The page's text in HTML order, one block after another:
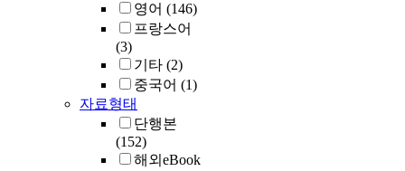
영어 (146)
프랑스어
(3)
기타 (2)
중국어 (1)
자료형태
단행본
(152)
해외eBook